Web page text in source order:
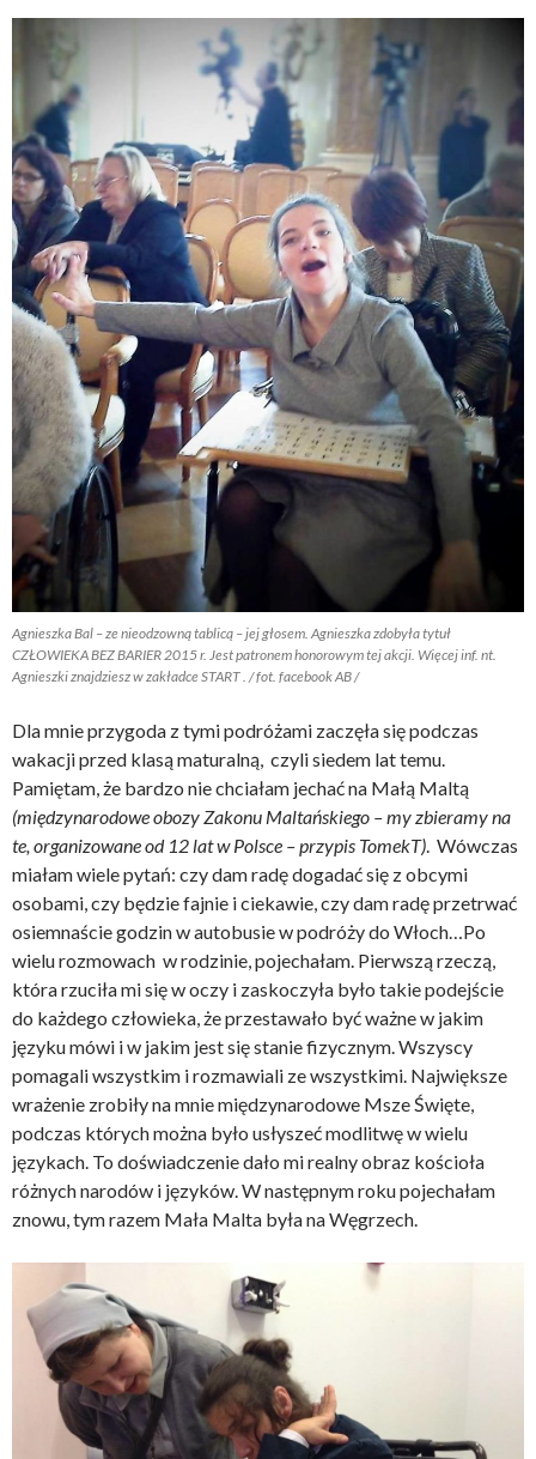
Agnieszka Bal – ze nieodzowną tablicą – jej głosem. Agnieszka zdobyła tytuł
CZŁOWIEKA BEZ BARIER 2015 r. Jest patronem honorowym tej akcji. Więcej inf. nt.
Agnieszki znajdziesz w zakładce START . / fot. facebook AB /
Dla mnie przygoda z tymi podróżami zaczęła się podczas
wakacji przed klasą maturalną, czyli siedem lat temu.
Pamiętam, że bardzo nie chciałam jechać na Małą Maltą
(międzynarodowe obozy Zakonu Maltańskiego – my zbieramy na
te, organizowane od 12 lat w Polsce – przypis TomekT). Wówczas
miałam wiele pytań: czy dam radę dogadać się z obcymi
osobami, czy będzie fajnie i ciekawie, czy dam radę przetrwać
osiemnaście godzin w autobusie w podróży do Włoch…Po
wielu rozmowach w rodzinie, pojechałam. Pierwszą rzeczą,
która rzuciła mi się w oczy i zaskoczyła było takie podejście
do każdego człowieka, że przestawało być ważne w jakim
języku mówi i w jakim jest się stanie fizycznym. Wszyscy
pomagali wszystkim i rozmawiali ze wszystkimi. Największe
wrażenie zrobiły na mnie międzynarodowe Msze Święte,
podczas których można było usłyszeć modlitwę w wielu
językach. To doświadczenie dało mi realny obraz kościoła
różnych narodów i języków. W następnym roku pojechałam
znowu, tym razem Mała Malta była na Węgrzech.